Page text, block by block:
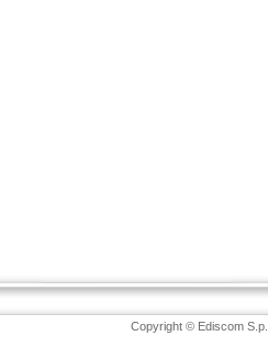
Copyright © Ediscom